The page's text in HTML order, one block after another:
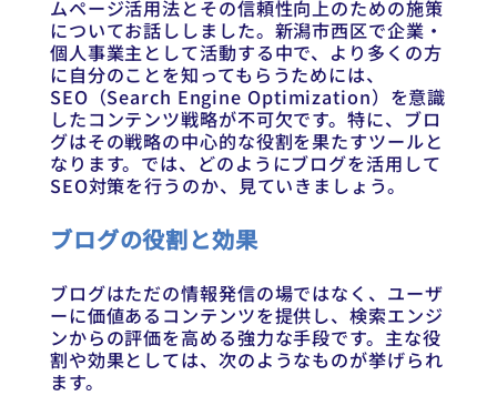
ムページ活用法とその信頼性向上のための施策
についてお話ししました。新潟市西区で企業・
個人事業主として活動する中で、より多くの方
に自分のことを知ってもらうためには、
SEO（Search Engine Optimization）を意識
したコンテンツ戦略が不可欠です。特に、ブロ
グはその戦略の中心的な役割を果たすツールと
なります。では、どのようにブログを活用して
SEO対策を行うのか、見ていきましょう。
ブログの役割と効果
ブログはただの情報発信の場ではなく、ユーザ
ーに価値あるコンテンツを提供し、検索エンジ
ンからの評価を高める強力な手段です。主な役
割や効果としては、次のようなものが挙げられ
ます。